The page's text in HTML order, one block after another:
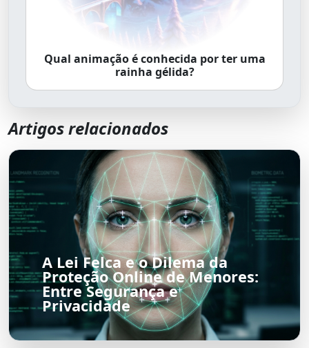
Qual animação é conhecida por ter uma
rainha gélida?
Artigos relacionados
A Lei Felca e o Dilema da
Proteção Online de Menores:
Entre Segurança e
Privacidade